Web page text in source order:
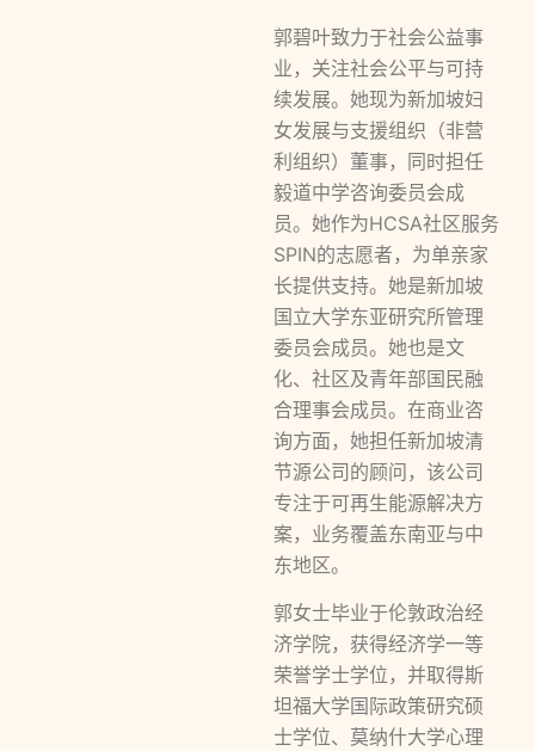
郭碧叶致力于社会公益事
业，关注社会公平与可持
续发展。她现为新加坡妇
女发展与支援组织（非营
利组织）董事，同时担任
毅道中学咨询委员会成
员。她作为HCSA社区服务
SPIN的志愿者，为单亲家
长提供支持。她是新加坡
国立大学东亚研究所管理
委员会成员。她也是文
化、社区及青年部国民融
合理事会成员。在商业咨
询方面，她担任新加坡清
节源公司的顾问，该公司
专注于可再生能源解决方
案，业务覆盖东南亚与中
东地区。
郭女士毕业于伦敦政治经
济学院，获得经济学一等
荣誉学士学位，并取得斯
坦福大学国际政策研究硕
士学位、莫纳什大学心理